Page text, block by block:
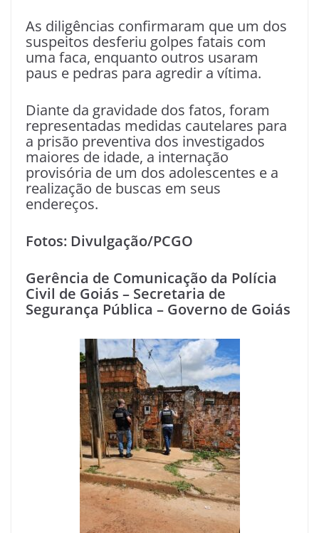
As diligências confirmaram que um dos
suspeitos desferiu golpes fatais com
uma faca, enquanto outros usaram
paus e pedras para agredir a vítima.
Diante da gravidade dos fatos, foram
representadas medidas cautelares para
a prisão preventiva dos investigados
maiores de idade, a internação
provisória de um dos adolescentes e a
realização de buscas em seus
endereços.
Fotos: Divulgação/PCGO
Gerência de Comunicação da Polícia
Civil de Goiás – Secretaria de
Segurança Pública – Governo de Goiás